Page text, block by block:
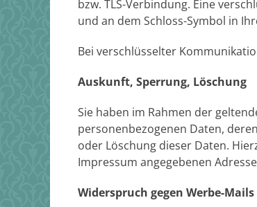
bzw. TLS-Verbindung. Eine
und an dem Schloss-Symbol in
Bei verschlüsselter
Auskunft, Sperrung, Löschung
Sie haben im Rahmen der
personenbezogenen Daten,
oder Löschung dieser Daten.
Impressum angegebenen
Widerspruch gegen Werbe-Mails